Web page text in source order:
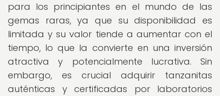
para los principiantes en el mundo de las
gemas raras, ya que su disponibilidad es
limitada y su valor tiende a aumentar con el
tiempo, lo que la convierte en una inversión
atractiva y potencialmente lucrativa. Sin
embargo, es crucial adquirir tanzanitas
auténticas y certificadas por laboratorios